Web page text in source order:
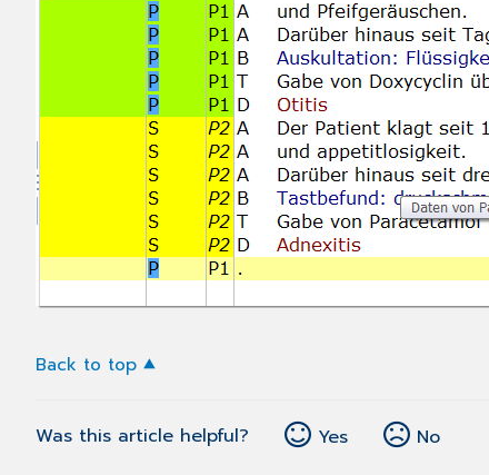
Back to top
Was this article helpful? Yes No